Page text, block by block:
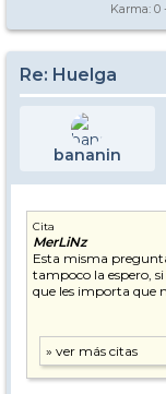
Karma: 0
Re: Huelga
bananin
Cita
MerLiNz
Esta misma
tampoco la espero,
que les importa que